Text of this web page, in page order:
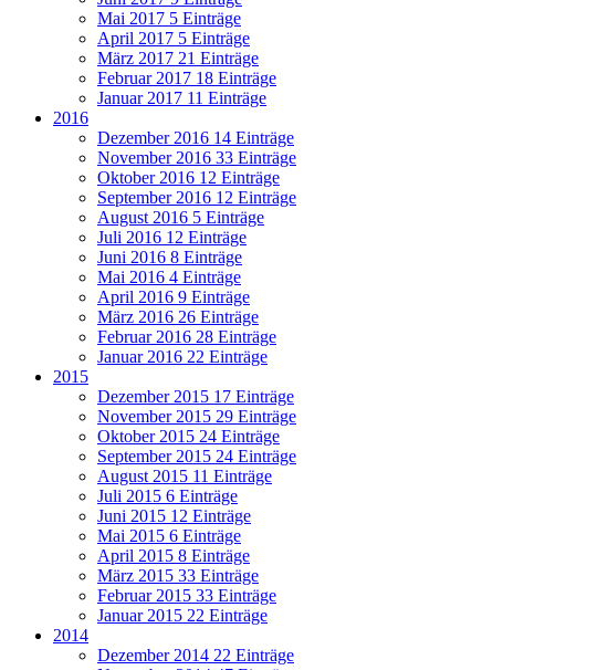
Mai 2017 5 Einträge
April 2017 5 Einträge
März 2017 21 Einträge
Februar 2017 18 Einträge
Januar 2017 11 Einträge
2016
Dezember 2016 14 Einträge
November 2016 33 Einträge
Oktober 2016 12 Einträge
September 2016 12 Einträge
August 2016 5 Einträge
Juli 2016 12 Einträge
Juni 2016 8 Einträge
Mai 2016 4 Einträge
April 2016 9 Einträge
März 2016 26 Einträge
Februar 2016 28 Einträge
Januar 2016 22 Einträge
2015
Dezember 2015 17 Einträge
November 2015 29 Einträge
Oktober 2015 24 Einträge
September 2015 24 Einträge
August 2015 11 Einträge
Juli 2015 6 Einträge
Juni 2015 12 Einträge
Mai 2015 6 Einträge
April 2015 8 Einträge
März 2015 33 Einträge
Februar 2015 33 Einträge
Januar 2015 22 Einträge
2014
Dezember 2014 22 Einträge